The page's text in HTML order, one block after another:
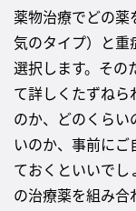
薬物治療でどの
気のタイプ）と重
選択します。その
て詳しくたずねら
のか、どのくら
いのか、事前に
ておくといいで
の治療薬を組み合